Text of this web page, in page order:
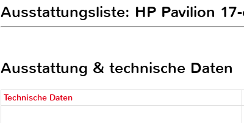
Ausstattungsliste: HP Pavilion
Ausstattung & technische Daten
Technische Daten